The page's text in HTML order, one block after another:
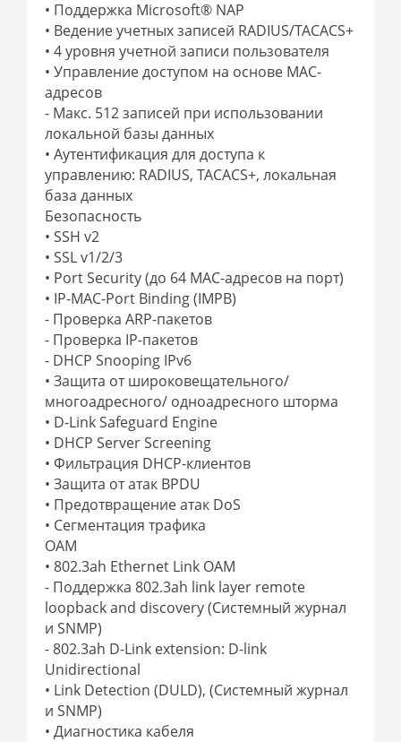
• Поддержка Microsoft® NAP
• Ведение учетных записей RADIUS/TACACS+
• 4 уровня учетной записи пользователя
• Управление доступом на основе MAC-
адресов
- Макс. 512 записей при использовании
локальной базы данных
• Аутентификация для доступа к
управлению: RADIUS, TACACS+, локальная
база данных
Безопасность
• SSH v2
• SSL v1/2/3
• Port Security (до 64 MAC-адресов на порт)
• IP-MAC-Port Binding (IMPB)
- Проверка ARP-пакетов
- Проверка IP-пакетов
- DHCP Snooping IPv6
• Защита от широковещательного/
многоадресного/ одноадресного шторма
• D-Link Safeguard Engine
• DHCP Server Screening
• Фильтрация DHCP-клиентов
• Защита от атак BPDU
• Предотвращение атак DoS
• Сегментация трафика
OAM
• 802.3ah Ethernet Link OAM
- Поддержка 802.3ah link layer remote
loopback and discovery (Системный журнал
и SNMP)
- 802.3ah D-Link extension: D-link
Unidirectional
• Link Detection (DULD), (Системный журнал
и SNMP)
• Диагностика кабеля